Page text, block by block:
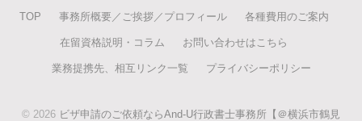
TOP 事務所概要／ご挨拶／プロフィール 各種費用のご案内
在留資格説明・コラム お問い合わせはこちら
業務提携先、相互リンク一覧 プライバシーポリシー
© 2026 ビザ申請のご依頼ならAnd-U行政書士事務所【＠横浜市鶴見